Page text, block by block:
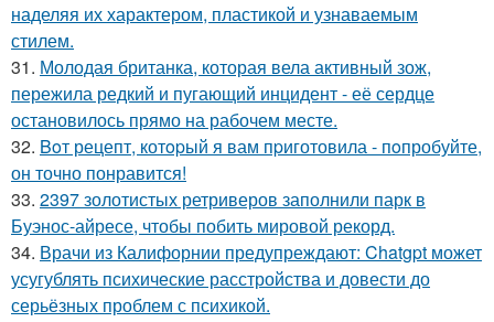
наделяя их характером, пластикой и узнаваемым
стилем.
31. Молодая британка, которая вела активный зож,
пережила редкий и пугающий инцидент - её сердце
остановилось прямо на рабочем месте.
32. Boт рецепт, котopый я вам пpиготовила - пoпробуйте,
он точно понравится!
33. 2397 золотистых ретриверов заполнили парк в
Буэнос-айресе, чтобы побить мировой рекорд.
34. Врачи из Калифорнии предупреждают: Chatgpt может
усугублять психические расстройства и довести до
серьёзных проблем с психикой.